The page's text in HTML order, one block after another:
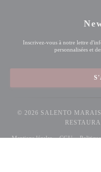
Inscrivez-vous à notre lettre
personnalisées et
© 2026 SALENTO
Mentions légales((ouvre une
CGU((ouvre